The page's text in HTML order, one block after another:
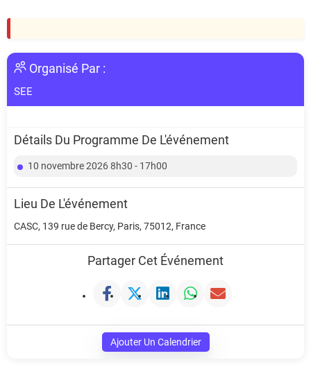
Organisé Par :
SEE
Détails Du Programme De L'événement
10 novembre 2026 8h30 - 17h00
Lieu De L'événement
CASC, 139 rue de Bercy, Paris, 75012, France
Partager Cet Événement
Ajouter Un Calendrier